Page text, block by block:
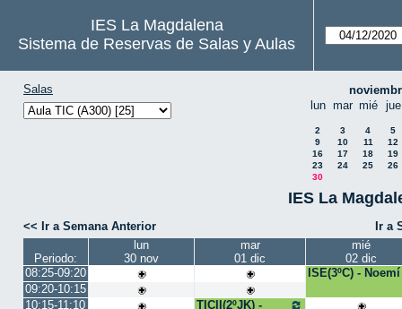
IES La Magdalena
Sistema de Reservas de Salas y Aulas
Salas
lun mar mié jue
2 3 4
5
9
10 11
12
16
17 18
19
23
24 25
26
30
IES La
<< Ir a Semana Anterior Ir a
Periodo:
lun
30 nov
mar
01 dic
mié
02 dic
08:25-09:20
ISE(3ºC) - Noemí
09:20-10:15
10:15-11:10
TICII(2ºJK) -